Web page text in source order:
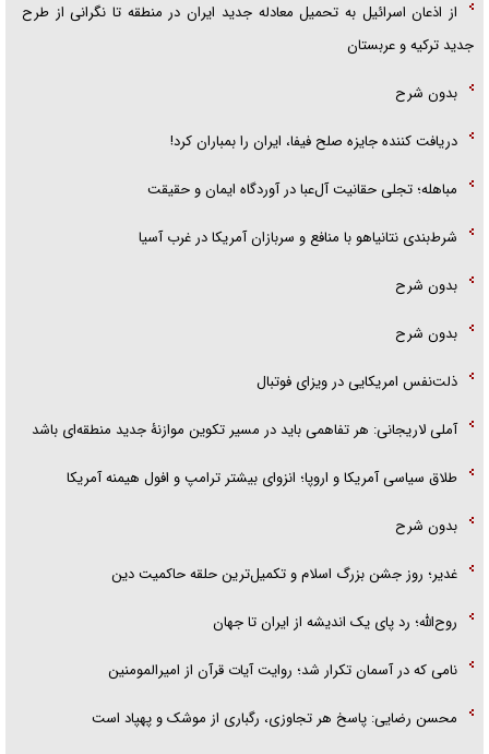
از اذعان اسرائیل به تحمیل معادله جدید ایران در منطقه تا نگرانی از طرح
جدید ترکیه و عربستان
بدون شرح
دریافت کننده جایزه صلح فیفا، ایران را بمباران کرد!
مباهله؛ تجلی حقانیت آل‌عبا در آوردگاه ایمان و حقیقت
شرط‌بندی نتانیاهو با منافع و سربازان آمریکا در غرب آسیا
بدون شرح
بدون شرح
ذلت‌نفس امریکایی در ویزای فوتبال
آملی لاریجانی: هر تفاهمی باید در مسیر تکوین موازنۀ جدید منطقه‌ای باشد
طلاق سیاسی آمریکا و اروپا؛ انزوای بیشتر ترامپ و افول هیمنه آمریکا
بدون شرح
غدیر؛ روز جشن بزرگ اسلام و تکمیل‌ترین حلقه حاکمیت دین
روح‌الله؛ رد پای یک اندیشه از ایران تا جهان
نامی که در آسمان تکرار شد؛ روایت آیات قرآن از امیرالمومنین
محسن رضایی: پاسخ هر تجاوزی، رگباری از موشک و پهپاد است